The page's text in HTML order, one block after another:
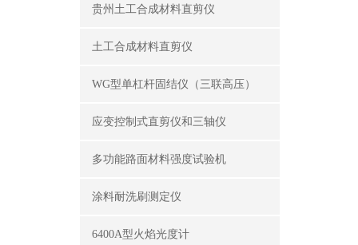
贵州土工合成材料直剪仪
土工合成材料直剪仪
WG型单杠杆固结仪（三联高压）
应变控制式直剪仪和三轴仪
多功能路面材料强度试验机
涂料耐洗刷测定仪
6400A型火焰光度计